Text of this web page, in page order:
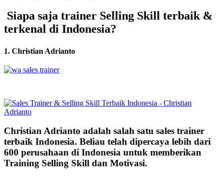
Siapa saja trainer Selling Skill terbaik &
terkenal di Indonesia?
1. Christian Adrianto
Christian Adrianto adalah salah satu sales trainer
terbaik Indonesia. Beliau telah dipercaya lebih dari
600 perusahaan di Indonesia untuk memberikan
Training Selling Skill dan Motivasi.